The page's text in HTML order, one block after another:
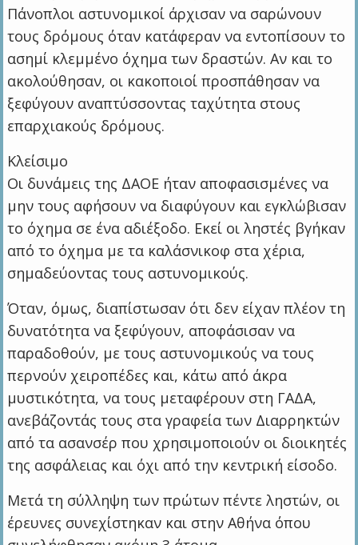
Πάνοπλοι αστυνομικοί άρχισαν να σαρώνουν
τους δρόμους όταν κατάφεραν να εντοπίσουν το
ασημί κλεμμένο όχημα των δραστών. Αν και το
ακολούθησαν, οι κακοποιοί προσπάθησαν να
ξεφύγουν αναπτύσσοντας ταχύτητα στους
επαρχιακούς δρόμους.
Κλείσιμο
Οι δυνάμεις της ΔΑΟΕ ήταν αποφασισμένες να
μην τους αφήσουν να διαφύγουν και εγκλώβισαν
το όχημα σε ένα αδιέξοδο. Εκεί οι ληστές βγήκαν
από το όχημα με τα καλάσνικοφ στα χέρια,
σημαδεύοντας τους αστυνομικούς.
Όταν, όμως, διαπίστωσαν ότι δεν είχαν πλέον τη
δυνατότητα να ξεφύγουν, αποφάσισαν να
παραδοθούν, με τους αστυνομικούς να τους
περνούν χειροπέδες και, κάτω από άκρα
μυστικότητα, να τους μεταφέρουν στη ΓΑΔΑ,
ανεβάζοντάς τους στα γραφεία των Διαρρηκτών
από τα ασανσέρ που χρησιμοποιούν οι διοικητές
της ασφάλειας και όχι από την κεντρική είσοδο.
Μετά τη σύλληψη των πρώτων πέντε ληστών, οι
έρευνες συνεχίστηκαν και στην Αθήνα όπου